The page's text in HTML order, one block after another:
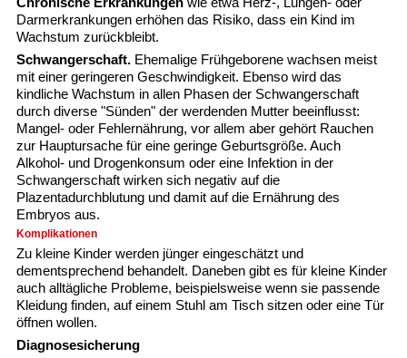
Darmerkrankungen erhöhen das Risiko, dass ein Kind im
Wachstum zurückbleibt.
Schwangerschaft.Ehemalige Frühgeborene wachsen meist
mit einer geringeren Geschwindigkeit. Ebenso wird das
kindliche Wachstum in allen Phasen der Schwangerschaft
durch diverse "Sünden" der werdenden Mutter beeinflusst:
Mangel- oder Fehlernährung, vor allem aber gehört Rauchen
zur Hauptursache für eine geringe Geburtsgröße. Auch
Alkohol- und Drogenkonsum oder eine Infektion in der
Schwangerschaft wirken sich negativ auf die
Plazentadurchblutung und damit auf die Ernährung des
Embryos aus.
Komplikationen
Zu kleine Kinder werden jünger eingeschätzt und
dementsprechend behandelt. Daneben gibt es für kleine Kinder
auch alltägliche Probleme, beispielsweise wenn sie passende
Kleidung finden, auf einem Stuhl am Tisch sitzen oder eine Tür
öffnen wollen.
Diagnosesicherung